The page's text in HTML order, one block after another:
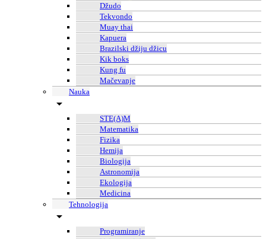
Džudo
Tekvondo
Muay thai
Kapuera
Brazilski džiju džicu
Kik boks
Kung fu
Mačevanje
Nauka
STE(A)M
Matematika
Fizika
Hemija
Biologija
Astronomija
Ekologija
Medicina
Tehnologija
Programiranje